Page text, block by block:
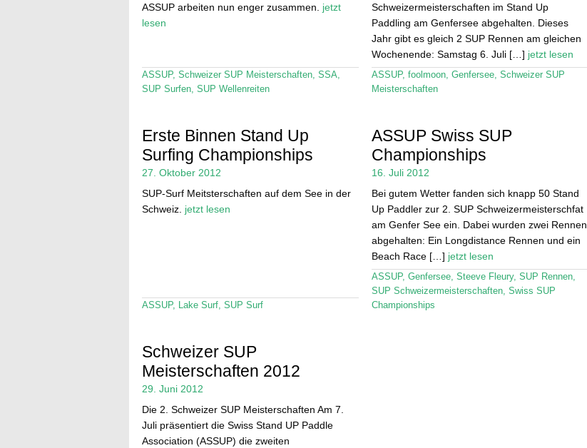
ASSUP arbeiten nun enger zusammen. jetzt
lesen
ASSUP, Schweizer SUP Meisterschaften, SSA
SUP Surfen, SUP Wellenreiten
Schweizermeisterschaften im Stand Up
Paddling am Genfersee abgehalten. Dieses
Jahr gibt es gleich 2 SUP Rennen am gleichen
Wochenende: Samstag 6. Juli […] jetzt lesen
ASSUP, foolmoon, Genfersee, Schweizer SUP
Meisterschaften
Erste Binnen Stand Up
Surfing Championships
27. Oktober 2012
SUP-Surf Meitsterschaften auf dem See in der
Schweiz. jetzt lesen
ASSUP, Lake Surf, SUP Surf
ASSUP Swiss SUP
Championships
16. Juli 2012
Bei gutem Wetter fanden sich knapp 50 Stand
Up Paddler zur 2. SUP Schweizermeisterschfat
am Genfer See ein. Dabei wurden zwei Rennen
abgehalten: Ein Longdistance Rennen und ein
Beach Race […] jetzt lesen
ASSUP, Genfersee, Steeve Fleury, SUP Rennen,
SUP Schweizermeisterschaften, Swiss SUP
Championships
Schweizer SUP
Meisterschaften 2012
29. Juni 2012
Die 2. Schweizer SUP Meisterschaften Am 7.
Juli präsentiert die Swiss Stand UP Paddle
Association (ASSUP) die zweiten